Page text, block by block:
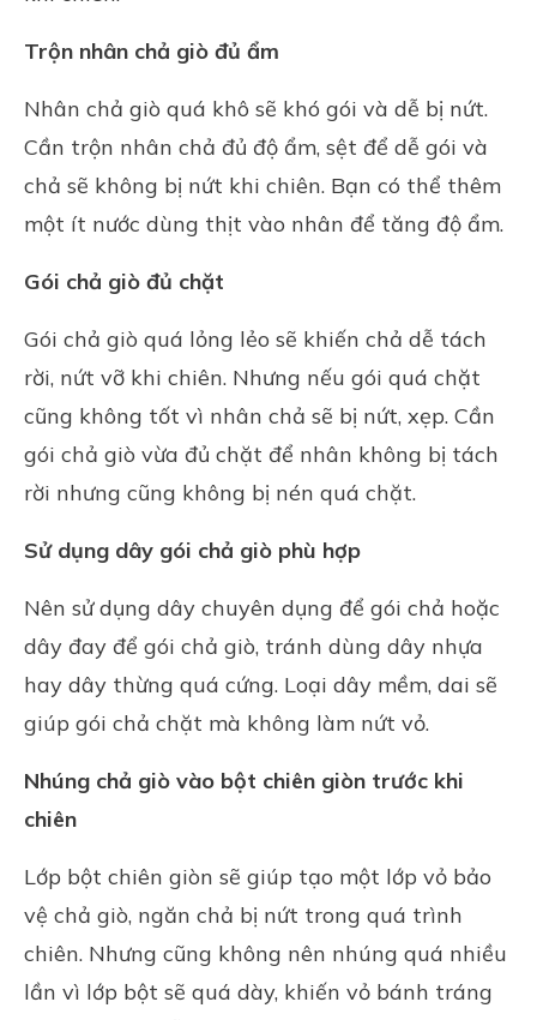
Trộn nhân chả giò đủ ẩm
Nhân chả giò quá khô sẽ khó gói và dễ bị nứt.
Cần trộn nhân chả đủ độ ẩm, sệt để dễ gói và
chả sẽ không bị nứt khi chiên. Bạn có thể thêm
một ít nước dùng thịt vào nhân để tăng độ ẩm.
Gói chả giò đủ chặt
Gói chả giò quá lỏng lẻo sẽ khiến chả dễ tách
rời, nứt vỡ khi chiên. Nhưng nếu gói quá chặt
cũng không tốt vì nhân chả sẽ bị nứt, xẹp. Cần
gói chả giò vừa đủ chặt để nhân không bị tách
rời nhưng cũng không bị nén quá chặt.
Sử dụng dây gói chả giò phù hợp
Nên sử dụng dây chuyên dụng để gói chả hoặc
dây đay để gói chả giò, tránh dùng dây nhựa
hay dây thừng quá cứng. Loại dây mềm, dai sẽ
giúp gói chả chặt mà không làm nứt vỏ.
Nhúng chả giò vào bột chiên giòn trước khi
chiên
Lớp bột chiên giòn sẽ giúp tạo một lớp vỏ bảo
vệ chả giò, ngăn chả bị nứt trong quá trình
chiên. Nhưng cũng không nên nhúng quá nhiều
lần vì lớp bột sẽ quá dày, khiến vỏ bánh tráng